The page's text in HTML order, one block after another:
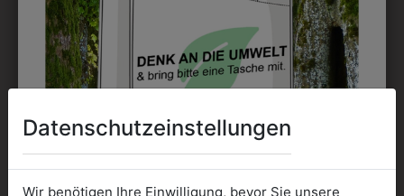
AUCH GEFALLEN
Datenschutzeinstellungen
Wir benötigen Ihre Einwilligung, bevor Sie unsere